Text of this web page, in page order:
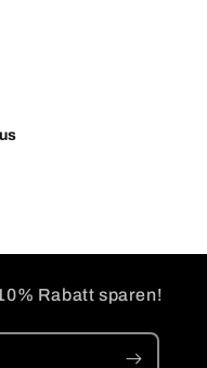
Rabatt sparen!